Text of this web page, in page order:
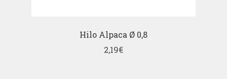
Hilo Alpaca Ø 0,8
2,19€